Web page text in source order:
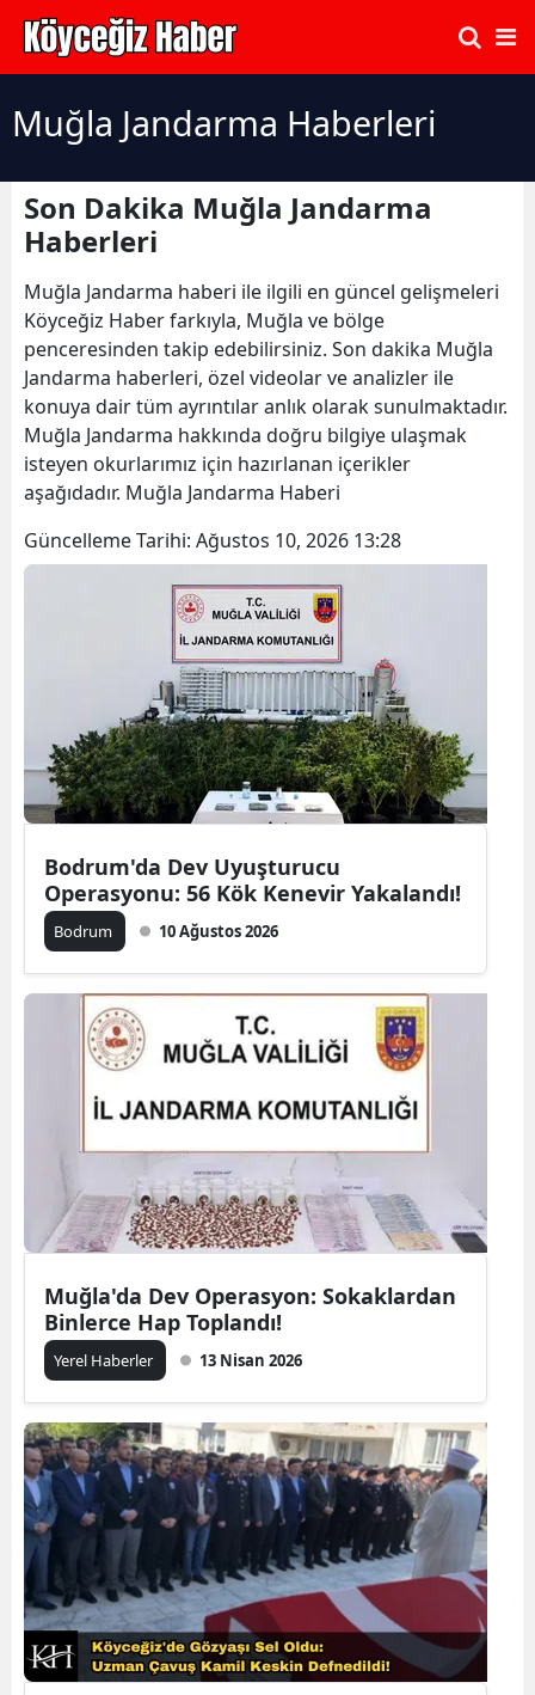
Muğla Jandarma Haberleri
Son Dakika Muğla Jandarma
Haberleri
Muğla Jandarma haberi ile ilgili en güncel gelişmeleri
Köyceğiz Haber farkıyla, Muğla ve bölge
penceresinden takip edebilirsiniz. Son dakika Muğla
Jandarma haberleri, özel videolar ve analizler ile
konuya dair tüm ayrıntılar anlık olarak sunulmaktadır.
Muğla Jandarma hakkında doğru bilgiye ulaşmak
isteyen okurlarımız için hazırlanan içerikler
aşağıdadır. Muğla Jandarma Haberi
Güncelleme Tarihi: Ağustos 10, 2026 13:28
Bodrum'da Dev Uyuşturucu
Operasyonu: 56 Kök Kenevir Yakalandı!
Bodrum 10 Ağustos 2026
Muğla'da Dev Operasyon: Sokaklardan
Binlerce Hap Toplandı!
Yerel Haberler 13 Nisan 2026